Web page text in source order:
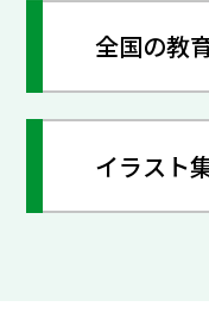
全国の教
イラスト